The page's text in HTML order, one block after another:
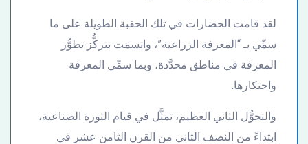
لقد قامت الحضارات في تلك الحقبة الطويلة على ما
سمِّي بـ “المعرفة الزراعية”، واتسمَت بتركُّز تطوُّر
المعرفة في مناطق محدَّدة، وبما سمِّي المعرفة
واحتكارها.
والتحوُّل الثاني العظيم، تمثَّل في قيام الثورة الصناعية،
ابتداءً من النصف الثاني من القرن الثامن عشر في